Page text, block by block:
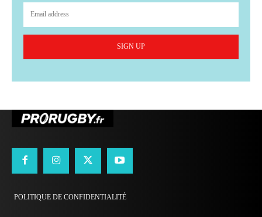
SIGN UP
POLITIQUE DE CONFIDENTIALITÉ